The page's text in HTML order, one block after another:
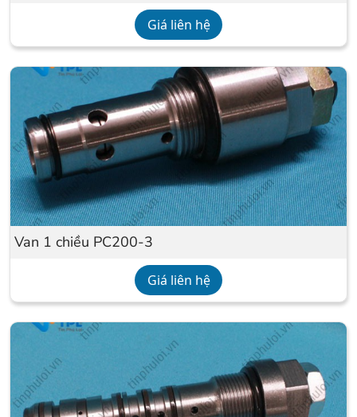
Giá liên hệ
Van 1 chiều PC200-3
Giá liên hệ